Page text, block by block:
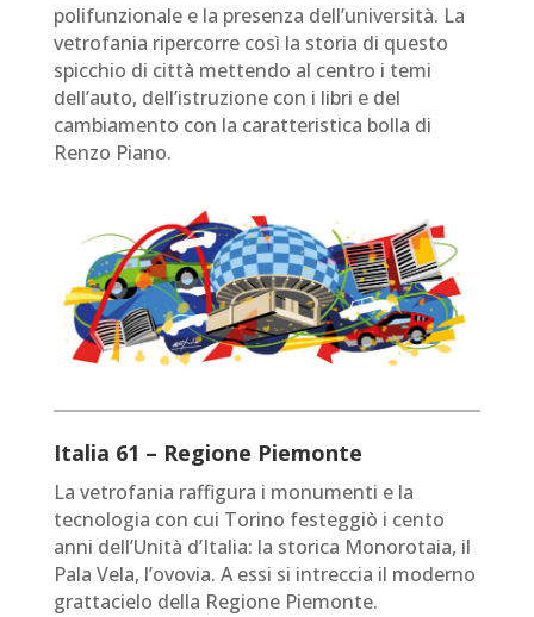
polifunzionale e la presenza dell’università. La
vetrofania ripercorre così la storia di questo
spicchio di città mettendo al centro i temi
dell’auto, dell’istruzione con i libri e del
cambiamento con la caratteristica bolla di
Renzo Piano.
Italia 61 – Regione Piemonte
La vetrofania raffigura i monumenti e la
tecnologia con cui Torino festeggiò i cento
anni dell’Unità d’Italia: la storica Monorotaia, il
Pala Vela, l’ovovia. A essi si intreccia il moderno
grattacielo della Regione Piemonte.